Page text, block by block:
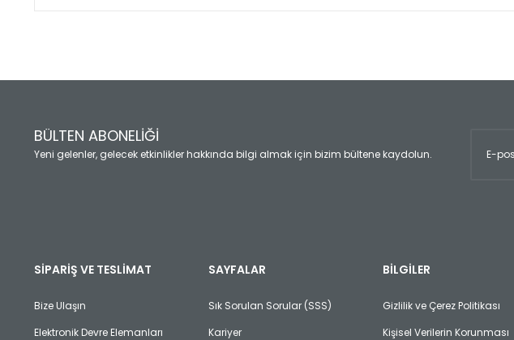
Ürün açıklamasında eksik bilgiler bulunuyor.
Ürün fiyatı diğer sitelerden daha pahalı.
Bu ürüne benzer farklı alternatifler olmalı.
BÜLTEN ABONELİĞİ
Yeni gelenler, gelecek etkinlikler hakkında bilgi almak için bizim bültene kaydolun.
SİPARİŞ VE TESLİMAT
Bize Ulaşın
Elektronik Devre Elemanları
SAYFALAR
Sık Sorulan Sorular (SSS)
Kariyer
BİLGİLER
Gizlilik ve Çerez Politikası
Kişisel Verilerin Korunması